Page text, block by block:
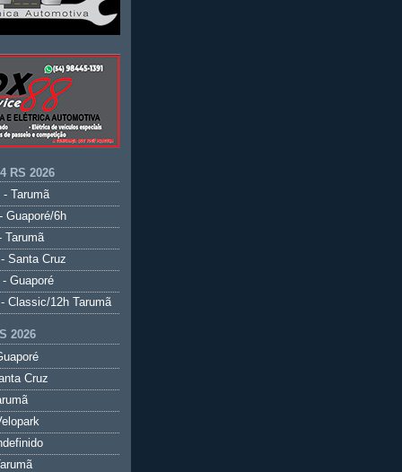
RS 2026
- Tarumã
Guaporé/6h
Tarumã
Santa Cruz
Guaporé
Classic/12h Tarumã
2026
Cruz